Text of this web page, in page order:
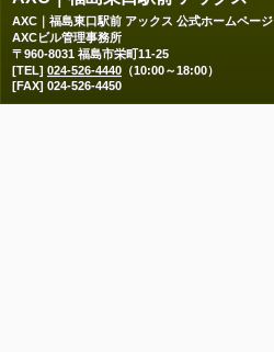
AXC｜福島東口駅前 アックス 公式ホームページ
AXCビル管理事務所
〒960-8031 福島市栄町11-25
[TEL] 024-526-4440 （10:00～18:00）
[FAX] 024-526-4450